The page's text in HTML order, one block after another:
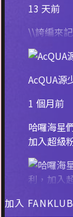
13 天前
\\誇編來
AcQUA源
1 個月前
哈囉海星
加入超級
加入